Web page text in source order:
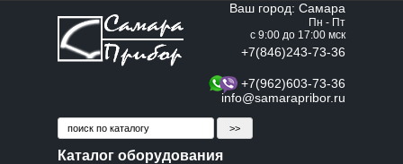
Ваш город: Самара
Пн - Пт
с 9:00 до 17:00 мск
+7(846)243-73-36
+7(962)603-73-36
info@samarapribor.ru
Каталог оборудования